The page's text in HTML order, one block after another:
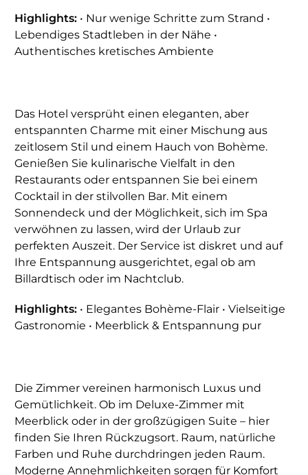
Highlights: • Nur wenige Schritte zum Strand •
Lebendiges Stadtleben in der Nähe •
Authentisches kretisches Ambiente
Das Hotel versprüht einen eleganten, aber
entspannten Charme mit einer Mischung aus
zeitlosem Stil und einem Hauch von Bohème.
Genießen Sie kulinarische Vielfalt in den
Restaurants oder entspannen Sie bei einem
Cocktail in der stilvollen Bar. Mit einem
Sonnendeck und der Möglichkeit, sich im Spa
verwöhnen zu lassen, wird der Urlaub zur
perfekten Auszeit. Der Service ist diskret und auf
Ihre Entspannung ausgerichtet, egal ob am
Billardtisch oder im Nachtclub.
Highlights: • Elegantes Bohème-Flair • Vielseitige
Gastronomie • Meerblick & Entspannung pur
Die Zimmer vereinen harmonisch Luxus und
Gemütlichkeit. Ob im Deluxe-Zimmer mit
Meerblick oder in der großzügigen Suite – hier
finden Sie Ihren Rückzugsort. Raum, natürliche
Farben und Ruhe durchdringen jeden Raum.
Moderne Annehmlichkeiten sorgen für Komfort